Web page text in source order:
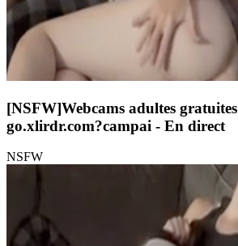
[NSFW]Webcams adultes gratuites
go.xlirdr.com?campai - En direct
NSFW